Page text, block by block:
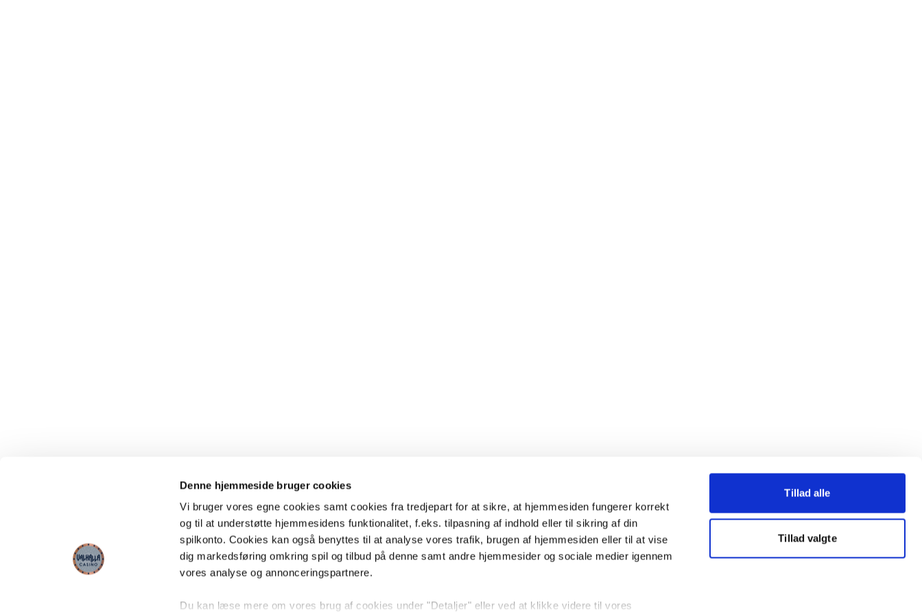
Denne hjemmeside bruger cookies
Vi bruger vores egne cookies samt cookies fra tredjepart for at sikre, at hjemmesiden fungerer korrekt
og til at understøtte hjemmesidens funktionalitet, f.eks. tilpasning af indhold eller til sikring af din
spilkonto. Cookies kan også benyttes til at analyse vores trafik, brugen af hjemmesiden eller til at vise
dig markedsføring omkring spil og tilbud på denne samt andre hjemmesider og sociale medier igennem
vores analyse og annonceringspartnere.
Du kan læse mere om vores brug af cookies under "Detaljer" eller ved at klikke videre til vores
Tillad alle
Tillad valgte